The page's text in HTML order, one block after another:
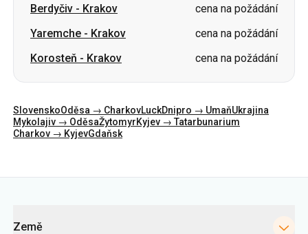
Berdyčiv - Krakov
cena na požádání
Yaremche - Krakov
cena na požádání
Korosteň - Krakov cena na požádání
SlovenskoOděsa → CharkovLuckDnipro → UmaňUkrajina
Mykolajiv → OděsaŽytomyrKyjev → Tatarbunarium
Charkov → KyjevGdaňsk
Země